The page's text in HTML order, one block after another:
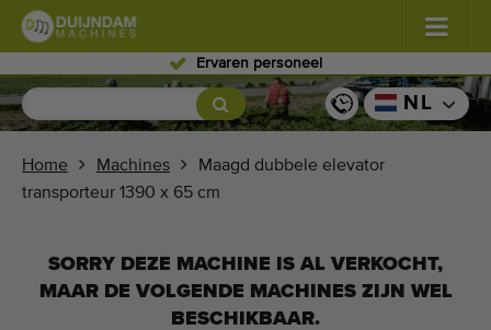
Ervaren personeel
Bloemen en planten (587)
Glastuinbouw groenten
Fruitteelt (336)
NL
Home Machines
Maagd dubbele elevator
transporteur 1390 x 65 cm
SORRY DEZE MACHINE IS AL VERKOCHT,
MAAR DE VOLGENDE MACHINES ZIJN WEL
BESCHIKBAAR.